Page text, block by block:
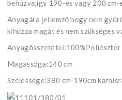
behúzva,így 190-es vagy 200 cm-
Anyagára jellemző hogy nem
kihúzza magát és nem szükséges
Anyagösszetétel:100%Poliészter
Magassága:140 cm
Szélessége:380 cm-190cm